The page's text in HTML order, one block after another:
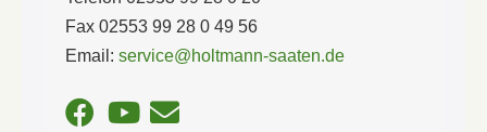
Fax 02553 99 28 0 49 56
Email: service@holtmann-saaten.de